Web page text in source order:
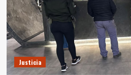
Justicia